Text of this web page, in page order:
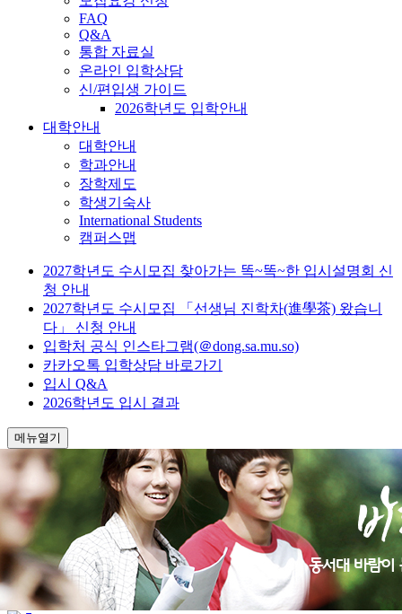
FAQ
Q&A
통합 자료실
온라인 입학상담
신/편입생 가이드
2026학년도 입학안내
대학안내
대학안내
학과안내
장학제도
학생기숙사
International Students
캠퍼스맵
2027학년도 수시모집 찾아가는 똑~똑~한 입시설명회 신
청 안내
2027학년도 수시모집 「선생님 진학차(進學茶) 왔습니
다」 신청 안내
입학처 공식 인스타그램(＠dong.sa.mu.so)
카카오톡 입학상담 바로가기
입시 Q&A
2026학년도 입시 결과
메뉴열기